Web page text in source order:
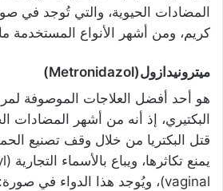
المضادات الحيوية، والتي تُوجد في
كريم، ومن أشهر الأنواع المستخدمة
ميترونيدازول(Metronidazol)
هو أحد أفضل العلاجات الموصوفة
البكتيري، إذ أنه من أشهر المضادات
قتل البكتريا من خلال وقف تصنيع
vaginal)، ويُوجد هذا الدواء في صورة: